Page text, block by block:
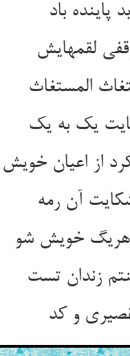
باد
لقمه‏ایش‏
المستغاث‏
یک به یک‏
از اعیان خویش‏
آن رمه‏
خویش شو
زندان تست‏
و کد